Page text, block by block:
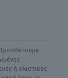
ή ολιστικές